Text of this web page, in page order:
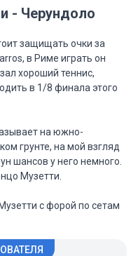
- Черундоло
защищать очки за
в Риме играть он
хороший теннис,
в 1/8 финала этого
на южно-
грунте, на мой взгляд
шансов у него немного.
Музетти.
с форой по сетам